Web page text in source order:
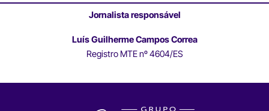
Jornalista responsável
Luís Guilherme Campos Correa
Registro MTE nº 4604/ES